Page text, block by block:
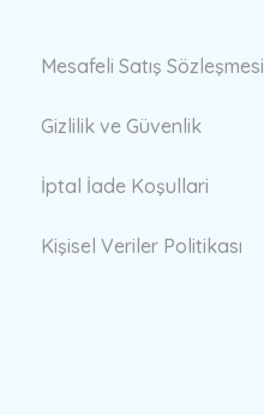
Mesafeli Satış Sözleşmesi
Gizlilik ve Güvenlik
İptal İade Koşullari
Kişisel Veriler Politikası